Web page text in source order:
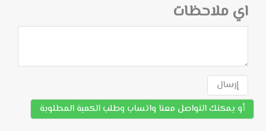
اي ملاحظات
إرسال
أو يمكنك التواصل معنا واتساب وطلب الكمية المطلوبة